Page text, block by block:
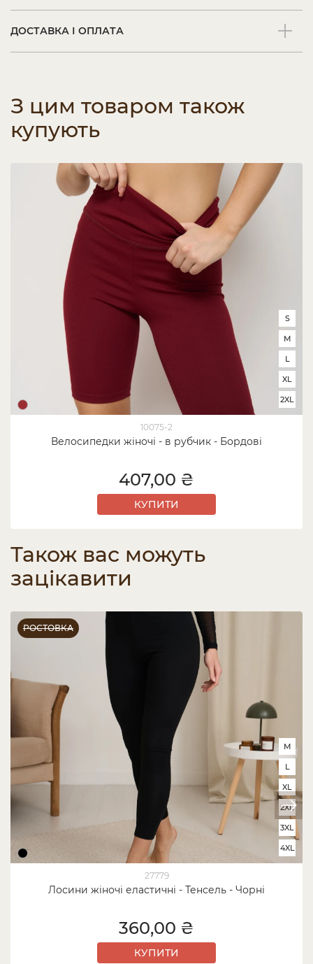
ДОСТАВКА І ОПЛАТА
З цим товаром також
купують
10075-2
Велосипедки жіночі - в рубчик - Бордові
S
M
L
XL
2XL
407,00 ₴
КУПИТИ
Також вас можуть
зацікавити
РОСТОВКА
27779
Лосини жіночі еластичні - Тенсель - Чорні
M
L
XL
2XL
3XL
4XL
360,00 ₴
КУПИТИ